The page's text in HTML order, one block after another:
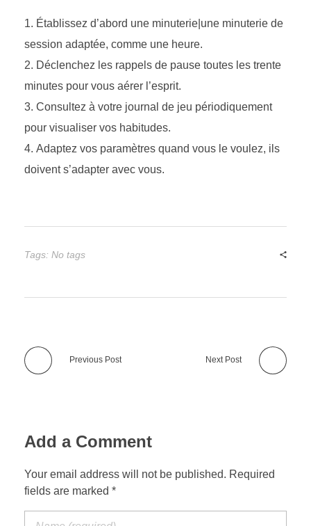
Établissez d’abord une minuterie|une minuterie de
session adaptée, comme une heure.
Déclenchez les rappels de pause toutes les trente
minutes pour vous aérer l’esprit.
Consultez à votre journal de jeu périodiquement
pour visualiser vos habitudes.
Adaptez vos paramètres quand vous le voulez, ils
doivent s’adapter avec vous.
Tags: No tags
Previous Post Next Post
Add a Comment
Your email address will not be published. Required
fields are marked *